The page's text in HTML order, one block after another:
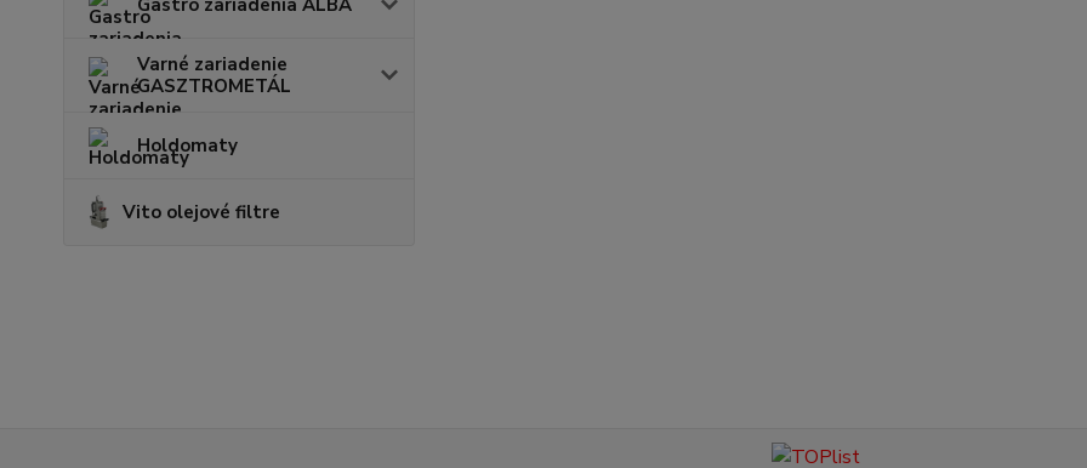
Varné zariadenie
GASZTROMETÁL
Holdomaty
Vito olejové filtre